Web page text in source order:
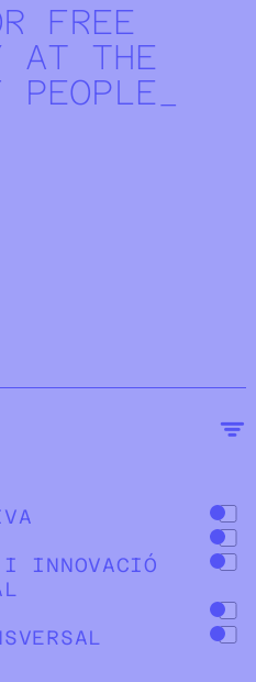
FREE
AT THE
INNOVACIÓ